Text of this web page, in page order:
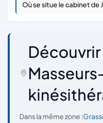
Où se situe le cabinet de
Dans la même zone :